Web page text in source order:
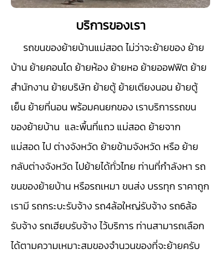
บริการของเรา
รถขนของย้ายบ้านแม่สอดไม่ว่าจะย้ายของ ย้าย
บ้าน ย้ายคอนโด ย้ายห้อง ย้ายหอ ย้ายออฟฟิต ย้าย
สำนักงาน ย้ายบริษัท ย้ายตู้ ย้ายเตียงนอน ย้ายตู้
เย็น ย้ายที่นอน พร้อมคนยกของ เราบริการรถขน
ของย้ายบ้าน และพื้นที่แถว แม่สอด ย้ายจาก
แม่สอด ไป ต่างจังหวัด ย้ายข้ามจังหวัด หรือ ย้าย
กลับต่างจังหวัด ไปย้ายได้ทั่วไทย ท่านที่กำลังหา รถ
ขนของย้ายบ้าน หรือรถเหมา ขนส่ง บรรทุก ราคาถูก
เรามี รถกระบะรับจ้าง รถ4ล้อใหญ่รับจ้าง รถ6ล้อ
รับจ้าง รถเฮียบรับจ้างไว้บริการ ท่านสามารถเลือก
ได้ตามความเหมาะสมของจำนวนของที่จะย้ายครับ